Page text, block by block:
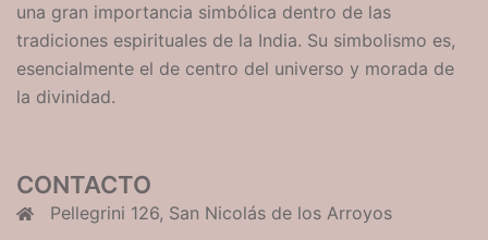
una gran importancia simbólica dentro de las
tradiciones espirituales de la India. Su simbolismo es,
esencialmente el de centro del universo y morada de
la divinidad.
CONTACTO
Pellegrini 126, San Nicolás de los Arroyos